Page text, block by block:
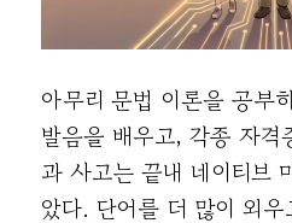
아무리 문법 이론을 공부
발음을 배우고, 각종 자
과 사고는 끝내 네이티브
았다. 단어를 더 많이 외